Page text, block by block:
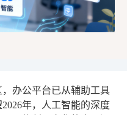
办公平台已从辅助工具
年，人工智能的深度